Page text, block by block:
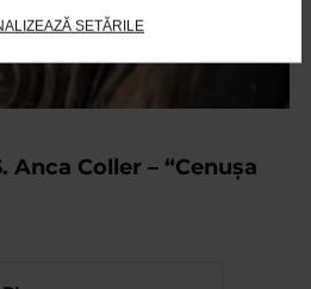
SETĂRILE
Anca Coller – “Cenușa